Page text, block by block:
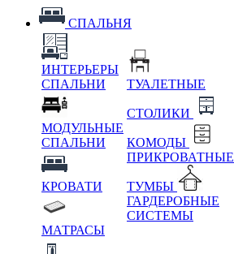
СПАЛЬНЯ
ИНТЕРЬЕРЫ
СПАЛЬНИ
МОДУЛЬНЫЕ
СПАЛЬНИ
КРОВАТИ
МАТРАСЫ
ТУАЛЕТНЫЕ
СТОЛИКИ
КОМОДЫ
ПРИКРОВАТНЫЕ
ТУМБЫ
ГАРДЕРОБНЫЕ
СИСТЕМЫ